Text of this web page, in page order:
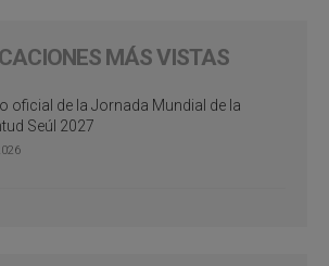
MÁS VISTAS
oficial de la Jornada Mundial de la
Seúl 2027